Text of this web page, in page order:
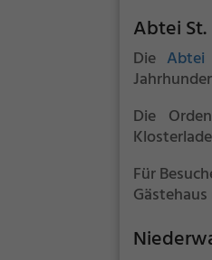
Abtei
Die Abtei
Die
Für